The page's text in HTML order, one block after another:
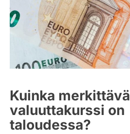
Kuinka merkittävä
valuuttakurssi on
taloudessa?